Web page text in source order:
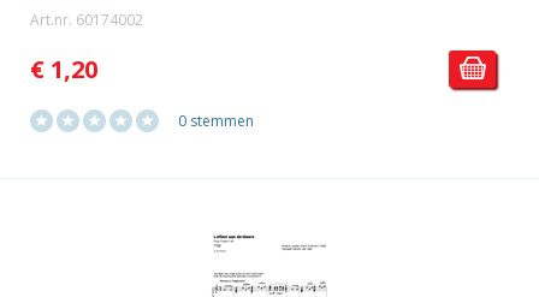
Art.nr. 60174002
€ 1,20
0 stemmen